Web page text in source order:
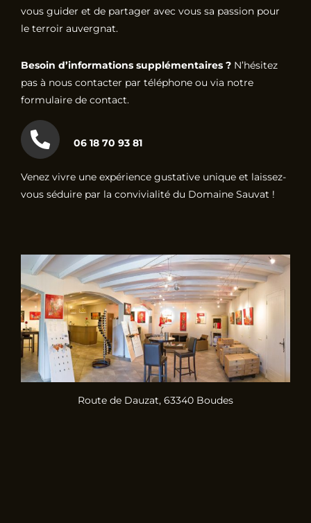
vous guider et de partager avec vous sa passion pour
le terroir auvergnat.
Besoin d’informations supplémentaires ?N’hésitez
pas à nous contacter par téléphone ou via notre
formulaire de contact.
06 18 70 93 81
Venez vivre une expérience gustative unique et laissez-
vous séduire par la convivialité du Domaine Sauvat !
Route de Dauzat, 63340 Boudes